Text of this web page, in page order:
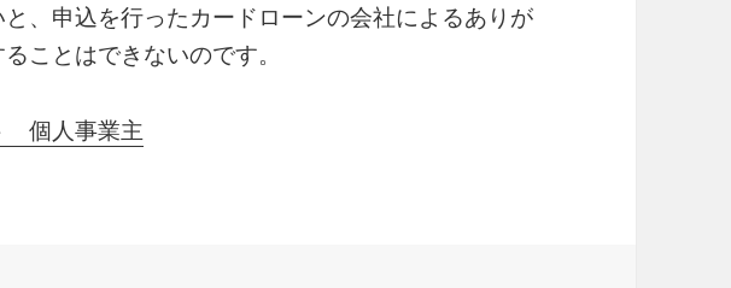
、申込を行ったカードローンの会社によるありが
ことはできないのです。
個人事業主